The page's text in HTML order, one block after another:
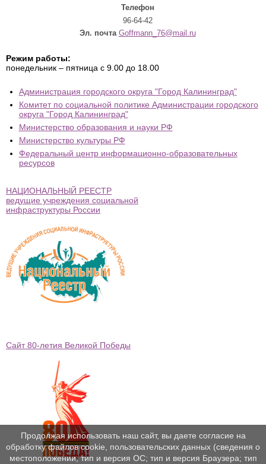
Телефон
96-64-42
Эл. почта Goffmann_76@mail.ru
Режим работы:
понедельник – пятница с 9.00 до 18.00
Администрация городского округа "Город Калининград"
Комитет по социальной политике Администрации городского
округа "Город Калининград"
Министерство образования и науки РФ
Министерство культуры РФ
Федеральный центр информационно-образовательных
ресурсов
НАЦИОНАЛЬНЫЙ РЕЕСТР
ведущие учреждения социальной
инфраструктуры России
Сайт 80-летия Великой Победы
Продолжая использовать наш сайт, вы даете согласие на
обработку файлов cookie, пользовательских данных (сведения о
местоположении; тип и версия ОС; тип и версия Браузера; тип